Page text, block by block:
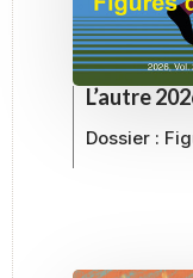
L’autre
Dossier :